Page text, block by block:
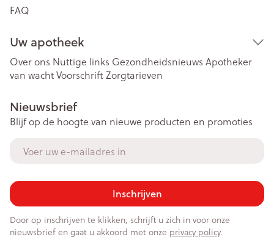
FAQ
Uw apotheek
Over ons Nuttige links Gezondheidsnieuws Apotheker
van wachtVoorschriftZorgtarieven
Nieuwsbrief
Blijf op de hoogte van nieuwe producten en promoties
Inschrijven
Door op inschrijven te klikken, schrijft u zich in voor onze
nieuwsbrief en gaat u akkoord met onze privacy policy.